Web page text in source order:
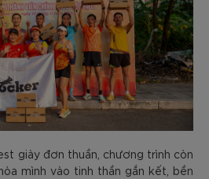
giày đơn thuần, chương trình còn
mình vào tinh thần gắn kết, bền